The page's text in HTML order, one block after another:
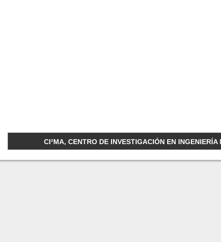
CI²MA, CENTRO DE INVESTIGACIÓN EN